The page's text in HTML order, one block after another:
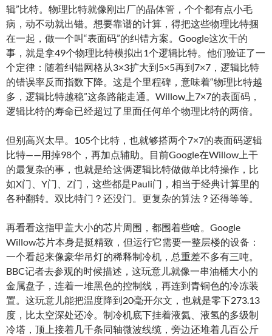
辑”比特。物理比特就像刚出厂的晶体管，个个都有点小毛
病，动不动就出错。想要靠谱的计算，得把这些物理比特捆
在一起，做一个叫“表面码”的纠错方案。Google这次干的
事，就是拿49个物理比特模拟出1个逻辑比特。他们验证了一
个定律：随着纠错网格从3×3扩大到5×5再到7×7，逻辑比特
的错误率反而指数下降。这是个里程碑，意味着“物理比特越
多，逻辑比特越稳”这条路能走通。Willow上7×7的表面码，
逻辑比特的寿命已经超过了里面任何单个物理比特的两倍。
但别高兴太早。105个比特，也就够搭两个7×7的表面码逻辑
比特——用掉98个，再加点辅助。目前Google在Willow上干
的最复杂的事，也就是给这俩逻辑比特做做单比特操作，比
如X门、Y门、Z门，这些都是Pauli门，相当于经典计算里的
各种翻转。双比特门？还没门。更复杂的算法？还得等等。
再看看这指甲盖大小的芯片周围，都围着些啥。Google
Willow芯片本身是挺精致，但运行它需要一整层楼的设备：
一个看起来像豪华吊灯的稀释制冷机，总重差不多有三吨。
BBC记者去参观的时候描述，这玩意儿就像一串油桶大小的
金属盘子，连着一堆黑色的控制线，再连到青铜色的冷冻装
置。这玩意儿能把温度降到20毫开尔文，也就是零下273.13
度，比太空深处还冷。制冷机底下挂着液氦、液氢的多级制
冷塔，顶上接着几千条同轴微波线缆，旁边还堆着几百公斤